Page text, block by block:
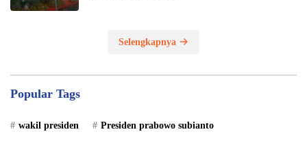
Selengkapnya
Popular Tags
wakil presiden Presiden prabowo subianto